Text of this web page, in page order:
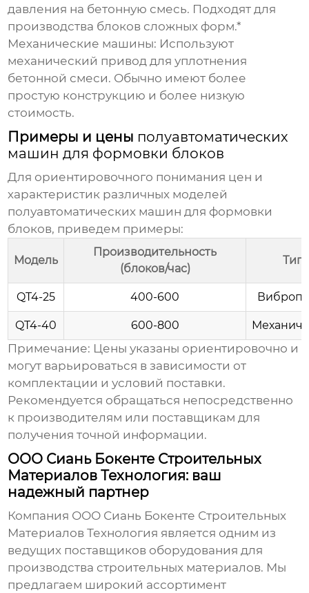
давления на бетонную смесь. Подходят для
производства блоков сложных форм.*
Механические машины: Используют
механический привод для уплотнения
бетонной смеси. Обычно имеют более
простую конструкцию и более низкую
стоимость.
Примеры и цены полуавтоматических
машин для формовки блоков
Для ориентировочного понимания цен и
характеристик различных моделей
полуавтоматических машин для формовки
блоков, приведем примеры:
Модель
Производительность
(блоков/час)
Тип
QT4-25 400-600
QT4-40 600-800
Примечание: Цены указаны ориентировочно и
могут варьироваться в зависимости от
комплектации и условий поставки.
Рекомендуется обращаться непосредственно
к производителям или поставщикам для
получения точной информации.
ООО Сиань Бокенте Строительных
Материалов Технология: ваш
надежный партнер
Компания ООО Сиань Бокенте Строительных
Материалов Технология является одним из
ведущих поставщиков оборудования для
производства строительных материалов. Мы
предлагаем широкий ассортимент